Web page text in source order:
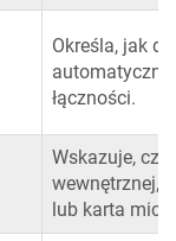
Określa, jak
łączności.
Wskazuje,
wewnętrznej,
lub karta